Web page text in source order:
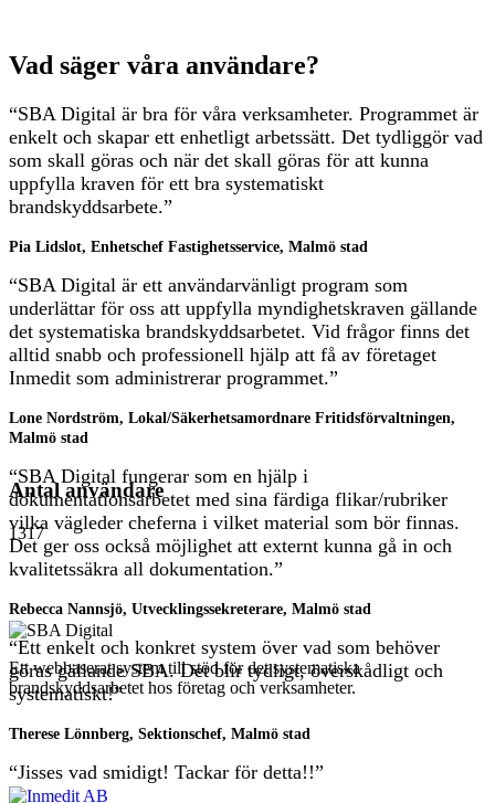
Vad säger våra användare?
“SBA Digital är bra för våra verksamheter. Programmet är
enkelt och skapar ett enhetligt arbetssätt. Det tydliggör vad
som skall göras och när det skall göras för att kunna
uppfylla kraven för ett bra systematiskt
brandskyddsarbete.”
Pia Lidslot, Enhetschef Fastighetsservice, Malmö stad
“SBA Digital är ett användarvänligt program som
underlättar för oss att uppfylla myndighetskraven gällande
det systematiska brandskyddsarbetet. Vid frågor finns det
alltid snabb och professionell hjälp att få av företaget
Inmedit som administrerar programmet.”
Lone Nordström, Lokal/Säkerhetsamordnare Fritidsförvaltningen,
Malmö stad
“SBA Digital fungerar som en hjälp i
dokumentationsarbetet med sina färdiga flikar/rubriker
vilka vägleder cheferna i vilket material som bör finnas.
Det ger oss också möjlighet att externt kunna gå in och
kvalitetssäkra all dokumentation.”
Rebecca Nannsjö, Utvecklingssekreterare, Malmö stad
“Ett enkelt och konkret system över vad som behöver
göras gällande SBA. Det blir tydligt, överskådligt och
systematiskt!”
Therese Lönnberg, Sektionschef, Malmö stad
“Jisses vad smidigt! Tackar för detta!!”
Antal användare
1317
Ett webbaserat system till stöd för det systematiska
brandskyddsarbetet hos företag och verksamheter.